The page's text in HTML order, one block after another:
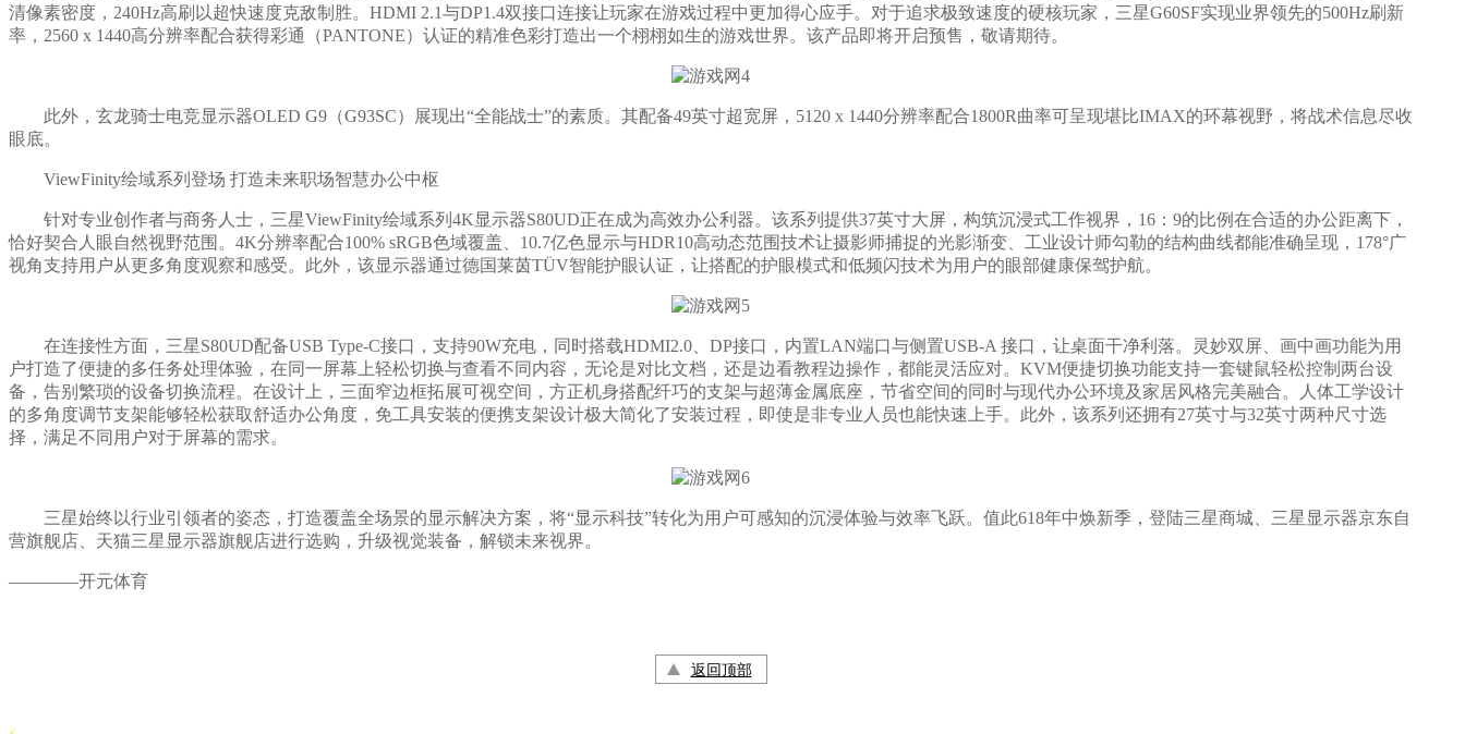
清像素密度，240Hz高刷以超快速度克敌制胜。HDMI 2.1与DP1.4双接口连接让玩家在游戏过程中更加得心应手。对于追求极致速度的硬核玩家，三星G60SF实现业界领先的500Hz刷新
率，2560 x 1440高分辨率配合获得彩通（PANTONE）认证的精准色彩打造出一个栩栩如生的游戏世界。该产品即将开启预售，敬请期待。
此外，玄龙骑士电竞显示器OLED G9（G93SC）展现出“全能战士”的素质。其配备49英寸超宽屏，5120 x 1440分辨率配合1800R曲率可呈现堪比IMAX的环幕视野，将战术信息尽收
眼底。
ViewFinity绘域系列登场 打造未来职场智慧办公中枢
针对专业创作者与商务人士，三星ViewFinity绘域系列4K显示器S80UD正在成为高效办公利器。该系列提供37英寸大屏，构筑沉浸式工作视界，16：9的比例在合适的办公距离下，
恰好契合人眼自然视野范围。4K分辨率配合100% sRGB色域覆盖、10.7亿色显示与HDR10高动态范围技术让摄影师捕捉的光影渐变、工业设计师勾勒的结构曲线都能准确呈现，178°广
视角支持用户从更多角度观察和感受。此外，该显示器通过德国莱茵TÜV智能护眼认证，让搭配的护眼模式和低频闪技术为用户的眼部健康保驾护航。
在连接性方面，三星S80UD配备USB Type-C接口，支持90W充电，同时搭载HDMI2.0、DP接口，内置LAN端口与侧置USB-A 接口，让桌面干净利落。灵妙双屏、画中画功能为用
户打造了便捷的多任务处理体验，在同一屏幕上轻松切换与查看不同内容，无论是对比文档，还是边看教程边操作，都能灵活应对。KVM便捷切换功能支持一套键鼠轻松控制两台设
备，告别繁琐的设备切换流程。在设计上，三面窄边框拓展可视空间，方正机身搭配纤巧的支架与超薄金属底座，节省空间的同时与现代办公环境及家居风格完美融合。人体工学设计
的多角度调节支架能够轻松获取舒适办公角度，免工具安装的便携支架设计极大简化了安装过程，即使是非专业人员也能快速上手。此外，该系列还拥有27英寸与32英寸两种尺寸选
择，满足不同用户对于屏幕的需求。
三星始终以行业引领者的姿态，打造覆盖全场景的显示解决方案，将“显示科技”转化为用户可感知的沉浸体验与效率飞跃。值此618年中焕新季，登陆‌三星商城、三星显示器京东自
营旗舰店、天猫三星显示器旗舰店进行选购，升级视觉装备，解锁未来视界。
————开元体育
返回顶部